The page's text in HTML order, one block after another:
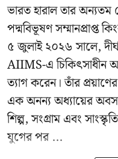
ভারত হারাল তার অন্যতম
পদ্মবিভূষণ সম্মানপ্রাপ্ত
৫ জুলাই ২০২৬ সালে,
AIIMS-এ চিকিৎসাধীন
ত্যাগ করেন। তাঁর
এক অনন্য অধ্যায়ের
শিল্প, সংগ্রাম এবং
যুগের পর ...